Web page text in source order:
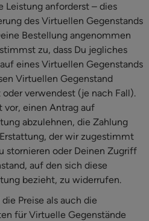
Leistung anforderst – dies
des Virtuellen Gegenstands
Bestellung angenommen
zu, dass Du jegliches
eines Virtuellen Gegenstands
Virtuellen Gegenstand
verwendest (je nach Fall).
vor, einen Antrag auf
abzulehnen, die Zahlung
der wir zugestimmt
stornieren oder Deinen Zugriff
auf den sich diese
bezieht, zu widerrufen.
Preise als auch die
für Virtuelle Gegenstände